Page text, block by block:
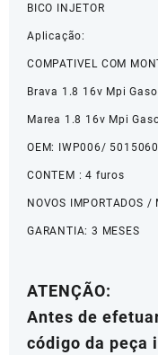
BICO INJETOR
Aplicação:
COMPATIVEL COM
Brava 1.8 16v Mpi
Marea 1.8 16v Mpi
OEM: IWP006/
CONTEM : 4 furos
NOVOS IMPORTADOS /
GARANTIA: 3 MESES
ATENÇÃO:
Antes de
código da peça